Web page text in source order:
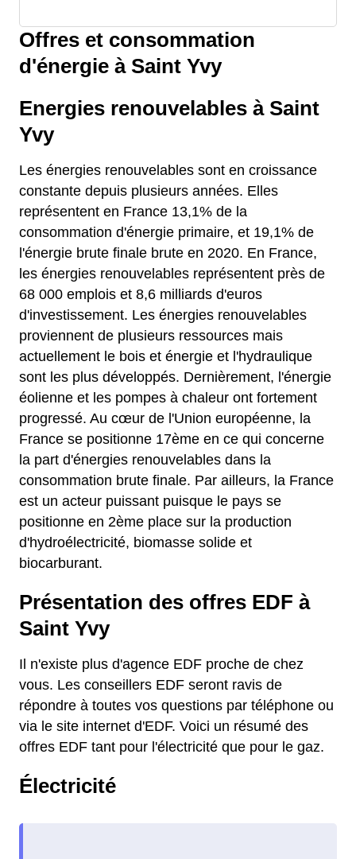
Offres et consommation
d'énergie à Saint Yvy
Energies renouvelables à Saint
Yvy
Les énergies renouvelables sont en croissance
constante depuis plusieurs années. Elles
représentent en France 13,1% de la
consommation d'énergie primaire, et 19,1% de
l'énergie brute finale brute en 2020. En France,
les énergies renouvelables représentent près de
68 000 emplois et 8,6 milliards d'euros
d'investissement. Les énergies renouvelables
proviennent de plusieurs ressources mais
actuellement le bois et énergie et l'hydraulique
sont les plus développés. Dernièrement, l'énergie
éolienne et les pompes à chaleur ont fortement
progressé. Au cœur de l'Union européenne, la
France se positionne 17ème en ce qui concerne
la part d'énergies renouvelables dans la
consommation brute finale. Par ailleurs, la France
est un acteur puissant puisque le pays se
positionne en 2ème place sur la production
d'hydroélectricité, biomasse solide et
biocarburant.
Présentation des offres EDF à
Saint Yvy
Il n'existe plus d'agence EDF proche de chez
vous. Les conseillers EDF seront ravis de
répondre à toutes vos questions par téléphone ou
via le site internet d'EDF. Voici un résumé des
offres EDF tant pour l'électricité que pour le gaz.
Électricité